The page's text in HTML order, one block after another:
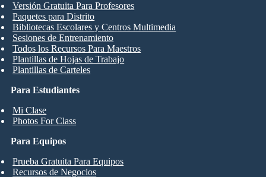
Para Estudiantes
Mi Clase
Photos For Class
Versión Gratuita Para Profesores
Paquetes para Distrito
Bibliotecas Escolares y Centros Multimedia
Sesiones de Entrenamiento
Todos los Recursos Para Maestros
Plantillas de Hojas de Trabajo
Plantillas de Carteles
Para Equipos
Prueba Gratuita Para Equipos
Recursos de Negocios